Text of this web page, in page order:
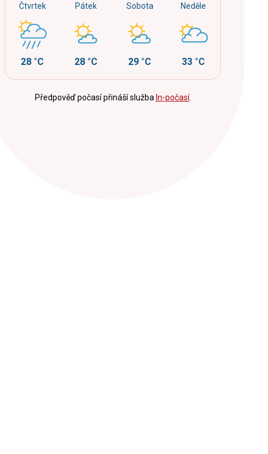
Čtvrtek
28 °C
Pátek
28 °C
Sobota
29 °C
Neděle
33 °C
Předpověď počasí přináší služba In-počasí.